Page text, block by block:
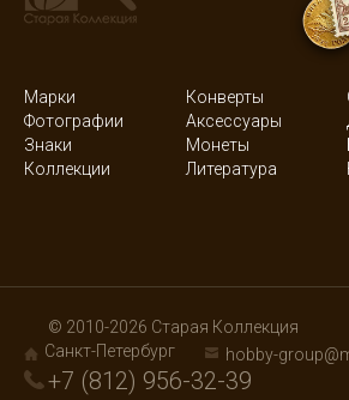
Марки Конверты
Фотографии
Аксессуары
Знаки
Монеты
Коллекции
Литература
© 2010-2026 Старая Коллекция
Санкт-Петербург
hobby-
+7 (812) 956-32-39